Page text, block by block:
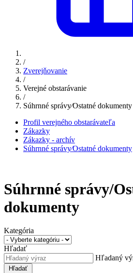
/
Zverejňovanie
/
Verejné obstarávanie
/
Súhrnné správy⁄Ostatné dokumenty
Profil verejného obstarávateľa
Zákazky
Zákazky - archív
Súhrnné správy⁄Ostatné dokumenty
Súhrnné správy/
dokumenty
Kategória
Hľadať
Hľadaný
Hľadať